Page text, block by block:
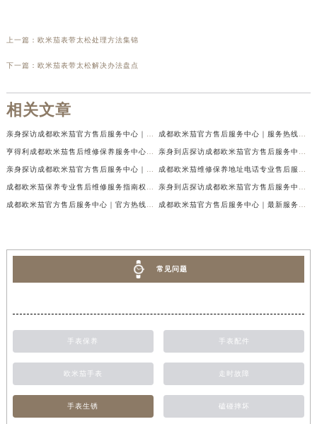
上一篇： 欧米茄表带太松处理方法集锦
下一篇： 欧米茄表带太松解决办法盘点
相关文章
常见问题
手表保养 手表配件
欧米茄手表 走时故障
手表生锈 磕碰摔坏